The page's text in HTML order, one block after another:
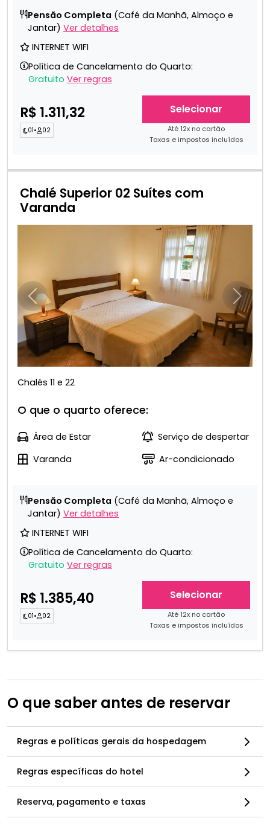
Pensão Completa (Café da Manhã, Almoço e
Jantar) Ver detalhes
INTERNET WIFI
Política de Cancelamento do Quarto:
Gratuito Ver regras
R$ 1.311,32
01• 02
Selecionar
Até 12x no cartão
Taxas e impostos incluídos
Chalé Superior 02 Suítes com
Varanda
Anterior
Chalés 11 e 22
O que o quarto oferece:
Área de Estar
Serviço de despertar
Varanda
Ar-condicionado
Pensão Completa (Café da Manhã, Almoço e
Jantar) Ver detalhes
INTERNET WIFI
Política de Cancelamento do Quarto:
Gratuito Ver regras
R$ 1.385,40
01• 02
Selecionar
Até 12x no cartão
Taxas e impostos incluídos
O que saber antes de reservar
Regras e políticas gerais da hospedagem
Regras específicas do hotel
Reserva, pagamento e taxas